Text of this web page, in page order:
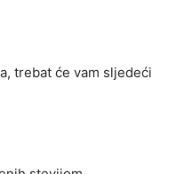
trebat će vam sljedeći